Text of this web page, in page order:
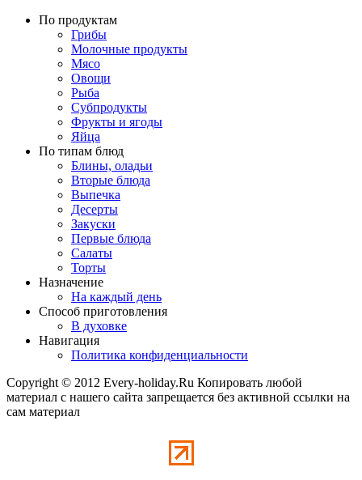
По продуктам
Грибы
Молочные продукты
Мясо
Овощи
Рыба
Субпродукты
Фрукты и ягоды
Яйца
По типам блюд
Блины, оладьи
Вторые блюда
Выпечка
Десерты
Закуски
Первые блюда
Салаты
Торты
Назначение
На каждый день
Способ приготовления
В духовке
Навигация
Политика конфиденциальности
Copyright © 2012 Every-holiday.Ru Копировать любой
материал с нашего сайта запрещается без активной ссылки на
сам материал